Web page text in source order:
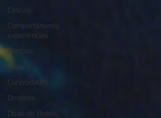
Cascais
Compartilhando
experiências
Contato
Cultura
Curiosidades
Destinos
Dicas de Hotéis